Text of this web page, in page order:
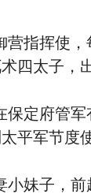
挥使，
四太子，
府管军
平军节度使
子，前